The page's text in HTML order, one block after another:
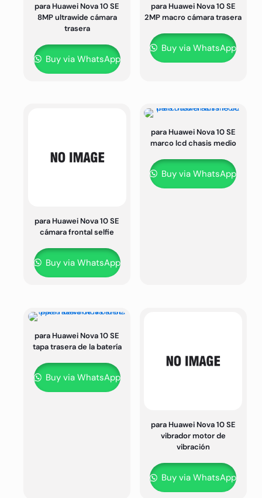
para Huawei Nova 10 SE
8MP ultrawide cámara
trasera
Buy via WhatsApp
para Huawei Nova 10 SE
2MP macro cámara trasera
Buy via WhatsApp
para Huawei Nova 10 SE
cámara frontal selfie
Buy via WhatsApp
para Huawei Nova 10 SE
marco lcd chasis medio
Buy via WhatsApp
para Huawei Nova 10 SE
tapa trasera de la batería
Buy via WhatsApp
para Huawei Nova 10 SE
vibrador motor de
vibración
Buy via WhatsApp